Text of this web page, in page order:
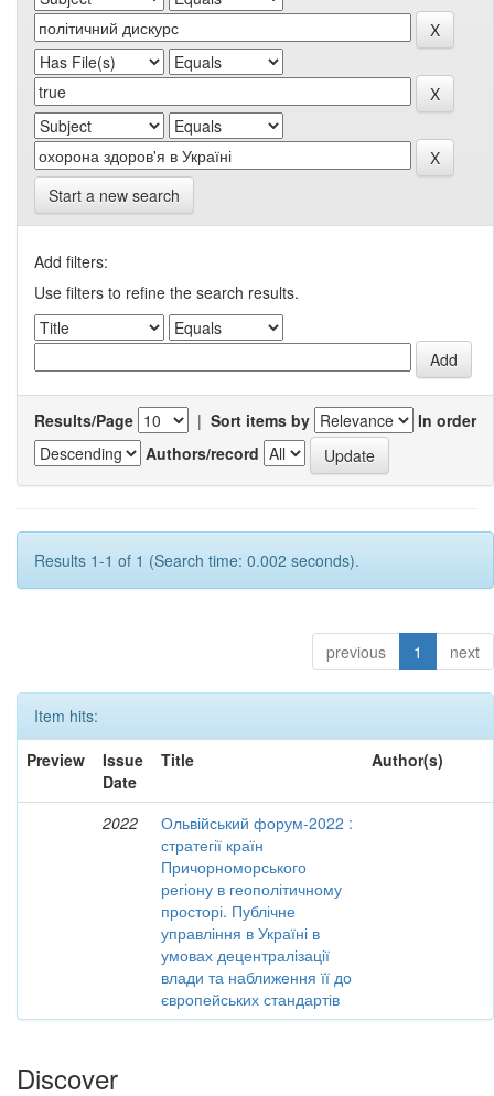
Start a new search
Add filters:
Use filters to refine the search results.
Results/Page | Sort items by
In order
Authors/record
Results 1-1 of 1 (Search time: 0.002 seconds).
previous 1 next
Item hits:
Preview
Issue
Date
Title Author(s)
2022
Ольвійський форум-2022 :
стратегії країн
Причорноморського
регіону в геополітичному
просторі. Публічне
управління в Україні в
умовах децентралізації
влади та наближення її до
європейських стандартів
Discover